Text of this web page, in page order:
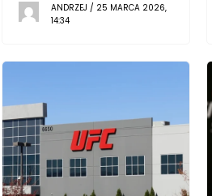
ANDRZEJ / 25 MARCA 2026,
14:34